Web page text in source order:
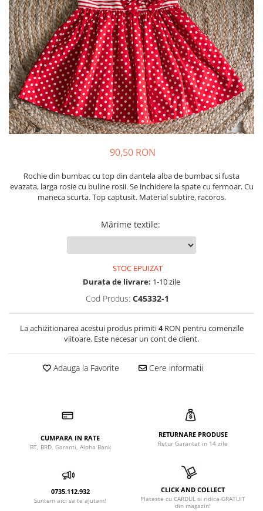
School Colection
Tenisi
90,50 RON
Rochie din bumbac cu top din dantela alba de bumbac si fusta
evazata, larga rosie cu buline rosii. Se inchidere la spate cu fermoar. Cu
maneca scurta. Top captusit. Material subtire, racoros.
Mărime textile:
STOC EPUIZAT
Durata de livrare: 1-10 zile
Cod Produs: C45332-1
La achizitionarea acestui produs primiti4RON pentru comenzile
viitoare. Este necesar un cont de client.
Adauga la Favorite Cere informatii
CUMPARA IN RATE
BT, BRD, Garanti, Alpha Bank
RETURNARE PRODUSE
Retur Garantat in 14 zile
0735.112.932
Suntem aici sa te ajutam!
CLICK AND COLLECT
Plateste cu CARDUL si ridica GRATUIT
din magazin!